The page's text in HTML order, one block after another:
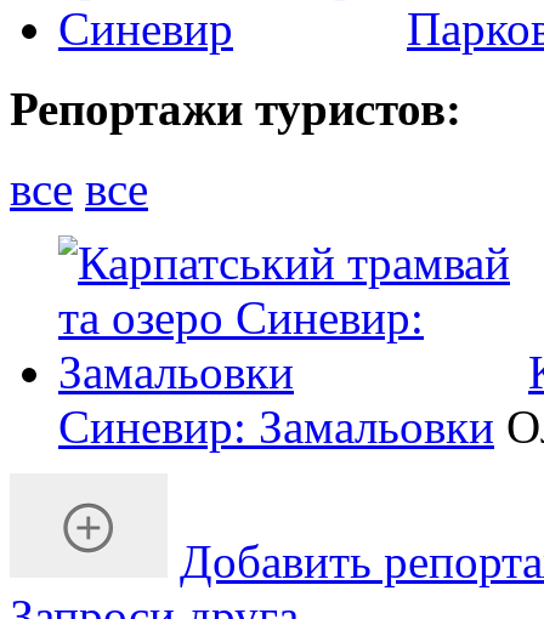
Репортажи туристов:
все все
Синевир: Замальовки
Добавить